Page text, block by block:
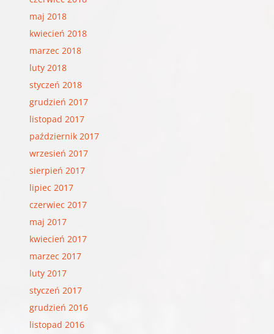
maj 2018
kwiecień 2018
marzec 2018
luty 2018
styczeń 2018
grudzień 2017
listopad 2017
październik 2017
wrzesień 2017
sierpień 2017
lipiec 2017
czerwiec 2017
maj 2017
kwiecień 2017
marzec 2017
luty 2017
styczeń 2017
grudzień 2016
listopad 2016